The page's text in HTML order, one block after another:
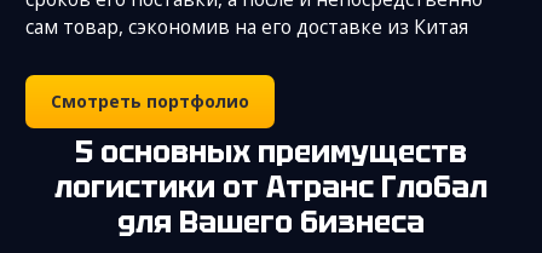
сам товар, сэкономив на его доставке из Китая
Смотреть портфолио
5 основных преимуществ
логистики от Атранс Глобал
для Вашего бизнеса